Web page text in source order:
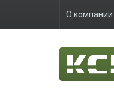
О компании